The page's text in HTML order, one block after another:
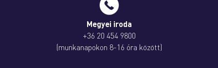
Megyei iroda
+36 20 454 9800
(munkanapokon 8-16 óra között)